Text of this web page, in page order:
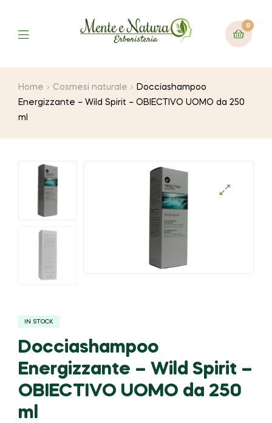
0
Home Cosmesi naturale
Docciashampoo
Energizzante – Wild Spirit – OBIECTIVO UOMO da 250
ml
IN STOCK
Docciashampoo
Energizzante – Wild Spirit –
OBIECTIVO UOMO da 250
ml